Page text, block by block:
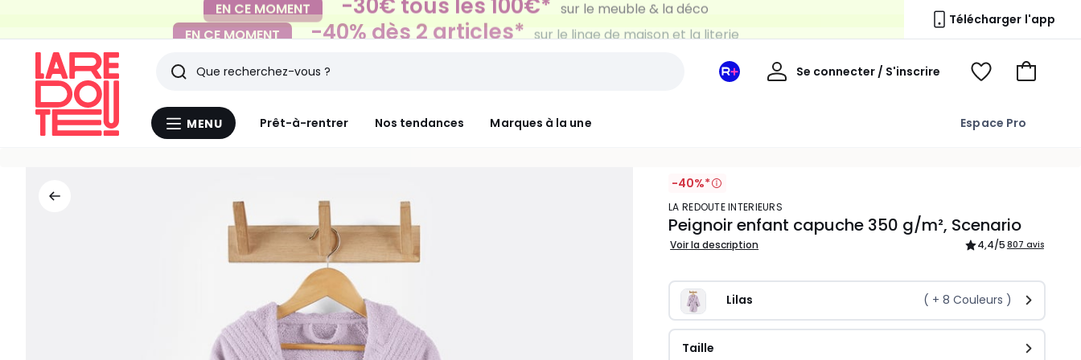
EN CE MOMENT
-40% dès 2 articles* sur le linge de maison et la literie Télécharger l'app
Menu
MENU Prêt-à-rentrer Nos tendances Marques à la une Espace Pro
Rechercher
Derniers
articles
Mon
Se connecter / S'inscrire
Mon
Voir
Voir
-40%*
LA REDOUTE INTERIEURS
Peignoir enfant capuche 350 g/m², Scenario
Voir la description 4,4/5 807 avis
Lilas ( + 8 Couleurs )
Taille